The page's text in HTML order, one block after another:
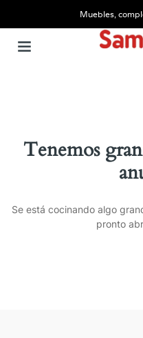
Muebles,
Tenemos
Se está cocinando algo
pronto